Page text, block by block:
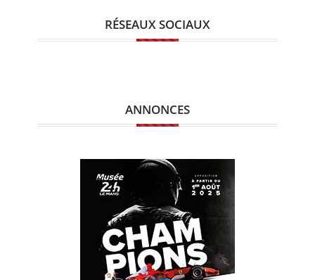
RÉSEAUX SOCIAUX
ANNONCES